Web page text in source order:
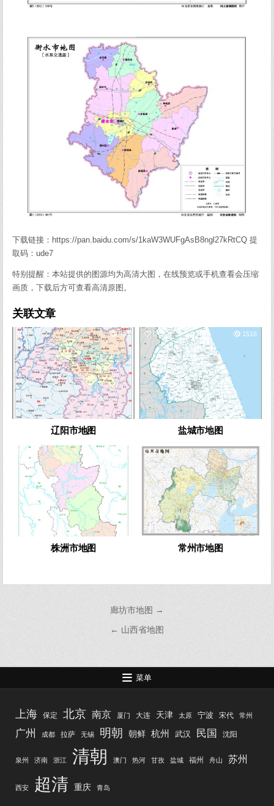
下载链接：https://pan.baidu.com/s/1kaW3WUFgAsB8ngl27kRtCQ 提
取码：ude7
特别提醒：本站提供的图源均为高清大图，在线预览或手机查看会压缩
画质，下载后方可查看高清原图。
关联文章
0 908
辽阳市地图
0 1516
盐城市地图
632
株洲市地图
0 3632
常州市地图
航
廊坊市地图 →
← 山西省地图
菜单
上海 保定 北京 南京 厦门 大连 天津 太原 宁波 宋代 常州
广州 成都 拉萨 无锡 明朝 朝鲜 杭州 武汉 民国 沈阳
泉州 济南 浙江 清朝 澳门 热河 甘孜 盐城 福州 舟山 苏州
西安 超清 重庆 青岛